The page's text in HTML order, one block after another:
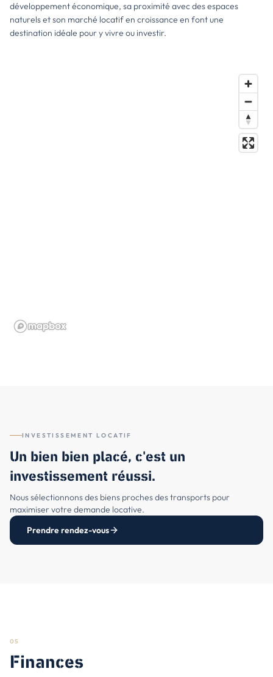
développement économique, sa proximité avec des espaces
naturels et son marché locatif en croissance en font une
destination idéale pour y vivre ou investir.
INVESTISSEMENT LOCATIF
Un bien bien placé, c'est un
investissement réussi.
Nous sélectionnons des biens proches des transports pour
maximiser votre demande locative.
Prendre rendez-vous
05
Finances